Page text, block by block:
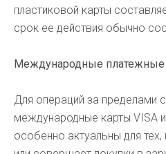
пластиковой карты
срок ее действия обычно
Международные платежные
Для операций за пределами
международные карты VISA
особенно актуальны для